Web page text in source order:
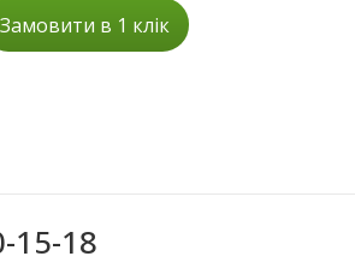
Замовити в 1 клік
15-18